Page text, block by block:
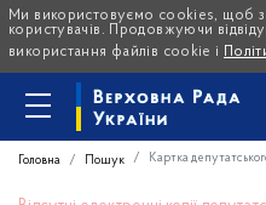
Ми використовуємо cookies, щоб
користувачів. Продовжуючи
використання файлів cookie і
Головна Пошук Картка